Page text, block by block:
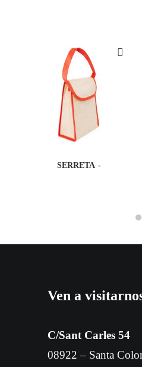
SERRETA
Ven a
C/Sant Carles 54
08922 – Santa